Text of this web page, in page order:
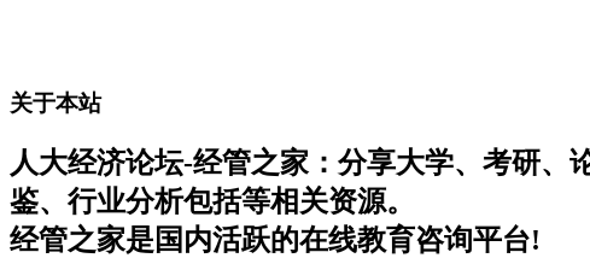
关于本站
人大经济论坛-经管之家：分享大学、考研
鉴、行业分析包括等相关资源。
经管之家是国内活跃的在线教育咨询平台!